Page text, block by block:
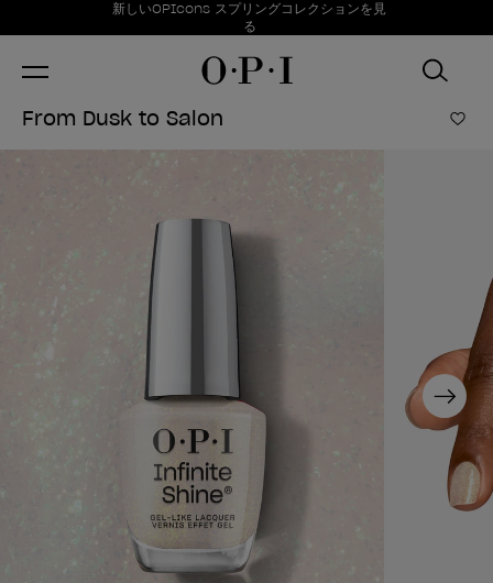
お得情報新しいOPIcons スプリングコレクションを見
る
Item 1 of 1
From Dusk to Salon ほ
Next